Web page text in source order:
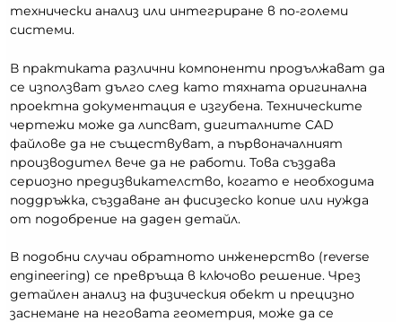
технически анализ или интегриране в по-големи
системи.
В практиката различни компоненти продължават да
се използват дълго след като тяхната оригинална
проектна документация е изгубена. Техническите
чертежи може да липсват, дигиталните CAD
файлове да не съществуват, а първоначалният
производител вече да не работи. Това създава
сериозно предизвикателство, когато е необходима
поддръжка, създаване ан фисизеско копие или нужда
от подобрение на даден детайл.
В подобни случаи обратното инженерство (reverse
engineering) се превръща в ключово решение. Чрез
детайлен анализ на физическия обект и прецизно
заснемане на неговата геометрия, може да се